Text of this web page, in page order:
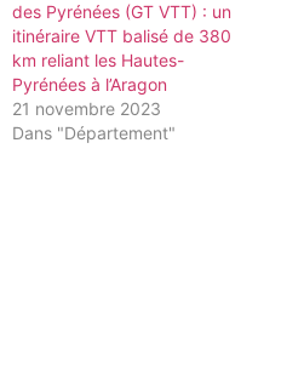
des Pyrénées (GT VTT) : un
itinéraire VTT balisé de 380
km reliant les Hautes-
Pyrénées à l’Aragon
21 novembre 2023
Dans "Département"